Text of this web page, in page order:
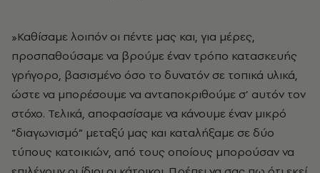
»Καθίσαμε λοιπόν οι πέντε μας και, για μέρες,
προσπαθούσαμε να βρούμε έναν τρόπο κατασκευής
γρήγορο, βασισμένο όσο το δυνατόν σε τοπικά υλικά,
ώστε να μπορέσουμε να ανταποκριθούμε σ’ αυτόν τον
στόχο. Τελικά, αποφασίσαμε να κάνουμε έναν μικρό
“διαγωνισμό” μεταξύ μας και καταλήξαμε σε δύο
τύπους κατοικιών, από τους οποίους μπορούσαν να